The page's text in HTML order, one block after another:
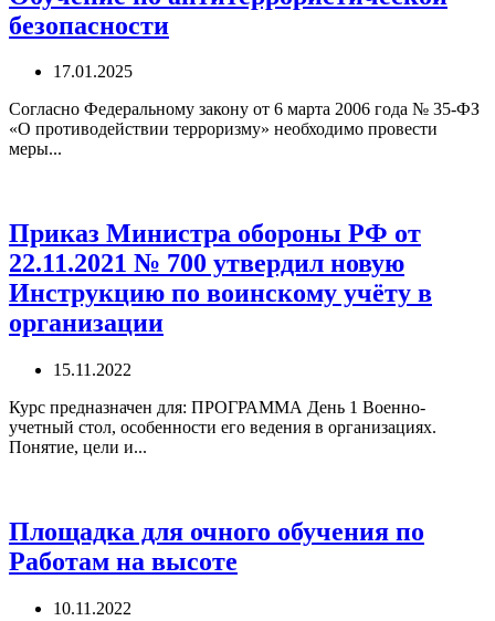
безопасности
17.01.2025
Согласно Федеральному закону от 6 марта 2006 года № 35-ФЗ
«О противодействии терроризму» необходимо провести
меры...
Приказ Министра обороны РФ от
22.11.2021 № 700 утвердил новую
Инструкцию по воинскому учёту в
организации
15.11.2022
Курс предназначен для: ПРОГРАММА День 1 Военно-
учетный стол, особенности его ведения в организациях.
Понятие, цели и...
Площадка для очного обучения по
Работам на высоте
10.11.2022